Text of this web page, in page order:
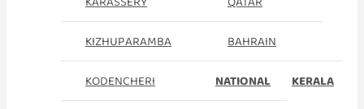
KIZHUPARAMBA
KODENCHERI
BAHRAIN
NATIONAL KERALA